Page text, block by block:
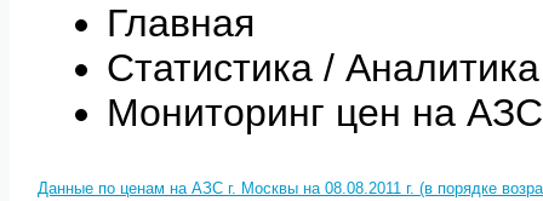
Главная
Статистика / Аналитика
Мониторинг цен на
Данные по ценам на АЗС г. Москвы на 08.08.2011 г. (в порядке